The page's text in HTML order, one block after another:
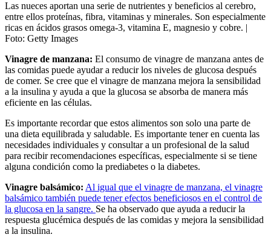
Las nueces aportan una serie de nutrientes y beneficios al cerebro,
entre ellos proteínas, fibra, vitaminas y minerales. Son especialmente
ricas en ácidos grasos omega-3, vitamina E, magnesio y cobre. |
Foto: Getty Images
Vinagre de manzana: El consumo de vinagre de manzana antes de
las comidas puede ayudar a reducir los niveles de glucosa después
de comer. Se cree que el vinagre de manzana mejora la sensibilidad
a la insulina y ayuda a que la glucosa se absorba de manera más
eficiente en las células.
Es importante recordar que estos alimentos son solo una parte de
una dieta equilibrada y saludable. Es importante tener en cuenta las
necesidades individuales y consultar a un profesional de la salud
para recibir recomendaciones específicas, especialmente si se tiene
alguna condición como la prediabetes o la diabetes.
Vinagre balsámico: Al igual que el vinagre de manzana, el vinagre
balsámico también puede tener efectos beneficiosos en el control de
la glucosa en la sangre. Se ha observado que ayuda a reducir la
respuesta glucémica después de las comidas y mejora la sensibilidad
a la insulina.